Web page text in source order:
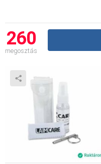
260
megosztás